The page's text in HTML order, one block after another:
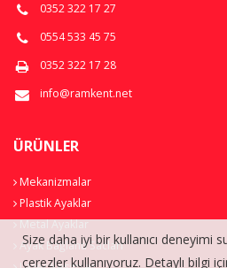
0352 322 17 27
0554 533 45 75
0352 322 17 28
info@ramkent.net
ÜRÜNLER
Mekanizmalar
Plastik Ayaklar
Metal Ayaklar
Ayak Bağlantı Sacları
Size daha iyi bir kullanıcı deneyimi
çerezler kullanıyoruz. Detaylı bilgi